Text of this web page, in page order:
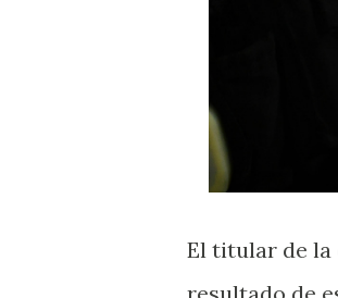
El titular de la